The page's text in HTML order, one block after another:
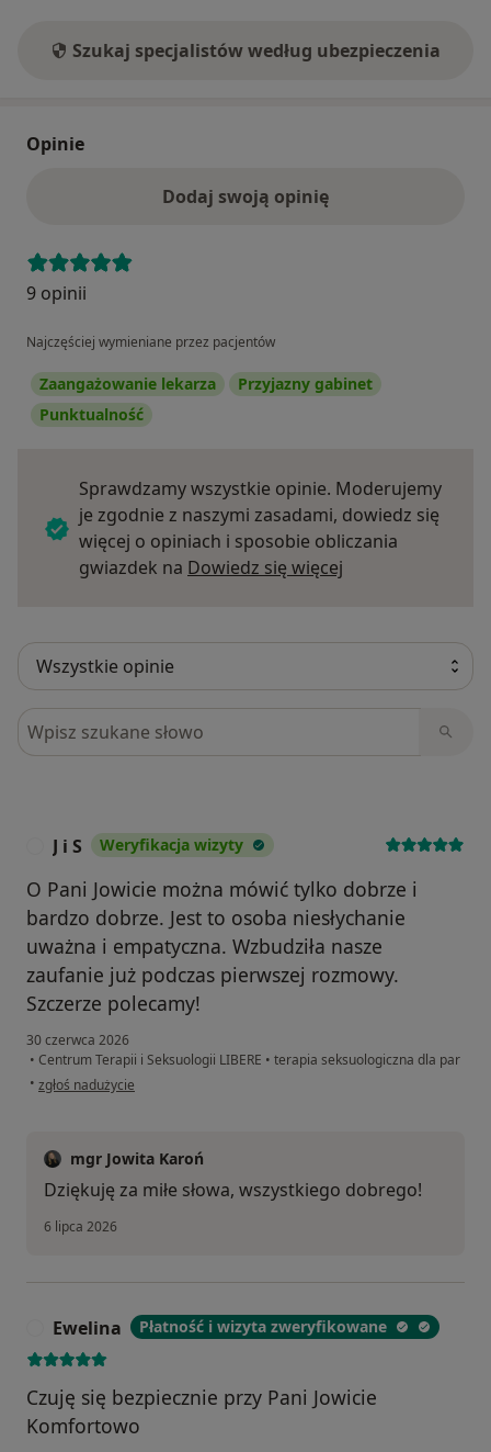
Szukaj specjalistów według ubezpieczenia
Opinie
Dodaj swoją opinię
9 opinii
Najczęściej wymieniane przez pacjentów
Zaangażowanie lekarza
Przyjazny gabinet
Punktualność
Sprawdzamy wszystkie opinie. Moderujemy
je zgodnie z naszymi zasadami, dowiedz się
więcej o opiniach i sposobie obliczania
gwiazdek na Dowiedz się więcej
Szukaj w opiniach
J i S Weryfikacja wizyty
O Pani Jowicie można mówić tylko dobrze i
bardzo dobrze. Jest to osoba niesłychanie
uważna i empatyczna. Wzbudziła nasze
zaufanie już podczas pierwszej rozmowy.
Szczerze polecamy!
30 czerwca 2026
• Centrum Terapii i Seksuologii LIBERE • terapia seksuologiczna dla par
• w opinii użytkownika J i S
zgłoś nadużycie
mgr Jowita Karoń
Dziękuję za miłe słowa, wszystkiego dobrego!
6 lipca 2026
Ewelina Płatność i wizyta zweryfikowane
Czuję się bezpiecznie przy Pani Jowicie
Komfortowo